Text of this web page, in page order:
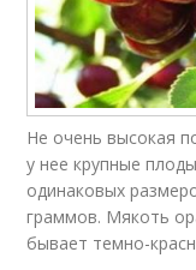
Не очень высокая
у нее крупные
одинаковых
граммов. Мякоть
бывает темно-